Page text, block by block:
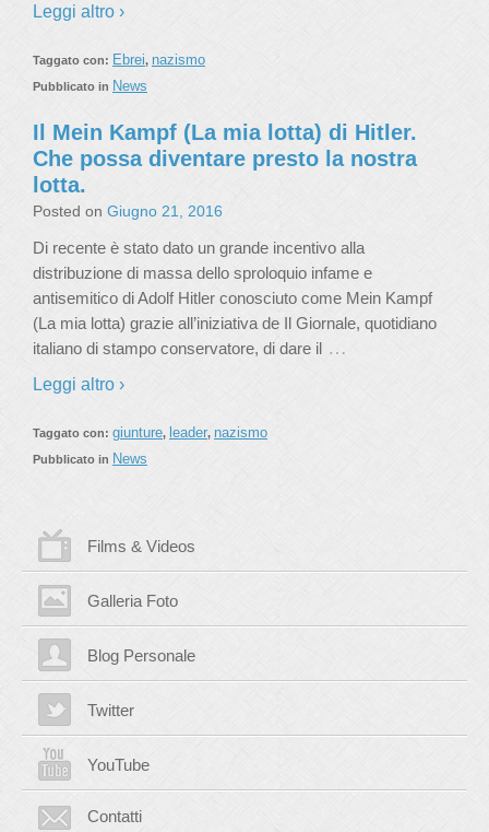
Leggi altro ›
Taggato con: Ebrei, nazismo
Pubblicato in News
Il Mein Kampf (La mia lotta) di Hitler.
Che possa diventare presto la nostra
lotta.
Posted on Giugno 21, 2016
Di recente è stato dato un grande incentivo alla
distribuzione di massa dello sproloquio infame e
antisemitico di Adolf Hitler conosciuto come Mein Kampf
(La mia lotta) grazie all’iniziativa de Il Giornale, quotidiano
italiano di stampo conservatore, di dare il …
Leggi altro ›
Taggato con: giunture, leader, nazismo
Pubblicato in News
Films & Videos
Galleria Foto
Blog Personale
Twitter
YouTube
Contatti